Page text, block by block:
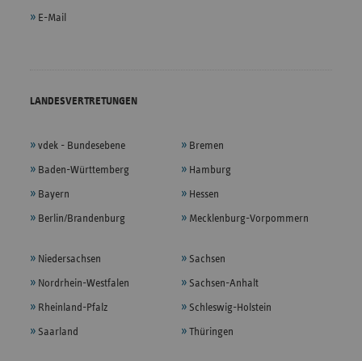
E-Mail
LANDESVERTRETUNGEN
vdek - Bundesebene
Baden-Württemberg
Bayern
Berlin/Brandenburg
Bremen
Hamburg
Hessen
Mecklenburg-Vorpommern
Niedersachsen
Nordrhein-Westfalen
Rheinland-Pfalz
Saarland
Sachsen
Sachsen-Anhalt
Schleswig-Holstein
Thüringen